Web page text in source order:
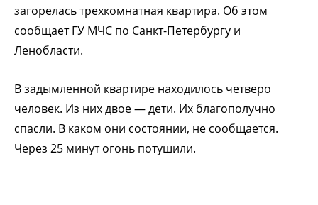
загорелась трехкомнатная квартира. Об этом
сообщает ГУ МЧС по Санкт-Петербургу и
Ленобласти.
В задымленной квартире находилось четверо
человек. Из них двое — дети. Их благополучно
спасли. В каком они состоянии, не сообщается.
Через 25 минут огонь потушили.